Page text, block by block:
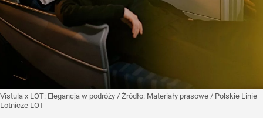
Vistula x LOT: Elegancja w podróży / Źródło: Materiały prasowe / Polskie Linie
Lotnicze LOT